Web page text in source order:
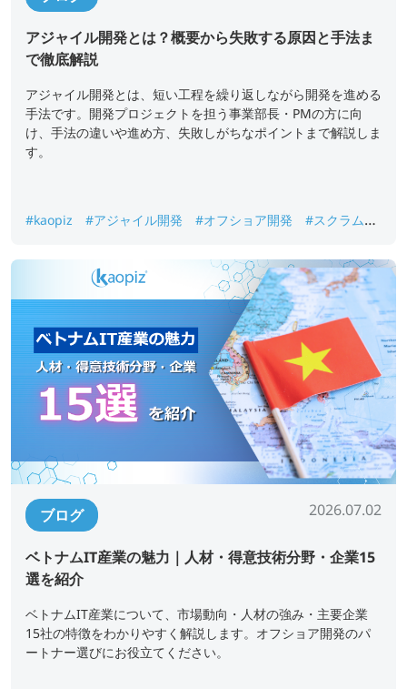
アジャイル開発とは？概要から失敗する原因と手法ま
で徹底解説
アジャイル開発とは、短い工程を繰り返しながら開発を進める
手法です。開発プロジェクトを担う事業部長・PMの方に向
け、手法の違いや進め方、失敗しがちなポイントまで解説しま
す。
#kaopiz #アジャイル開発 #オフショア開発
#スクラム開
ブログ 2026.07.02
ベトナムIT産業の魅力｜人材・得意技術分野・企業15
選を紹介
ベトナムIT産業について、市場動向・人材の強み・主要企業
15社の特徴をわかりやすく解説します。オフショア開発のパ
ートナー選びにお役立てください。